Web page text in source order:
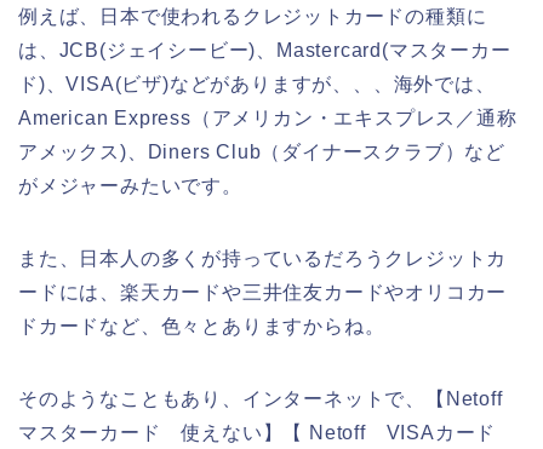
例えば、日本で使われるクレジットカードの種類に
は、JCB(ジェイシービー)、Mastercard(マスターカー
ド)、VISA(ビザ)などがありますが、、、海外では、
American Express（アメリカン・エキスプレス／通称
アメックス)、Diners Club（ダイナースクラブ）など
がメジャーみたいです。
また、日本人の多くが持っているだろうクレジットカ
ードには、楽天カードや三井住友カードやオリコカー
ドカードなど、色々とありますからね。
そのようなこともあり、インターネットで、【Netoff
マスターカード 使えない】【 Netoff VISAカード